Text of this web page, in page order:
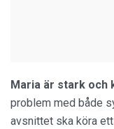
Maria är stark och
problem med både
avsnittet ska köra